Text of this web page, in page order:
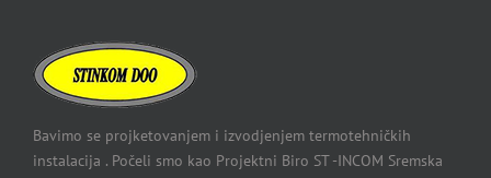
Bavimo se projketovanjem i izvodjenjem termotehničkih
instalacija . Počeli smo kao Projektni Biro ST -INCOM Sremska